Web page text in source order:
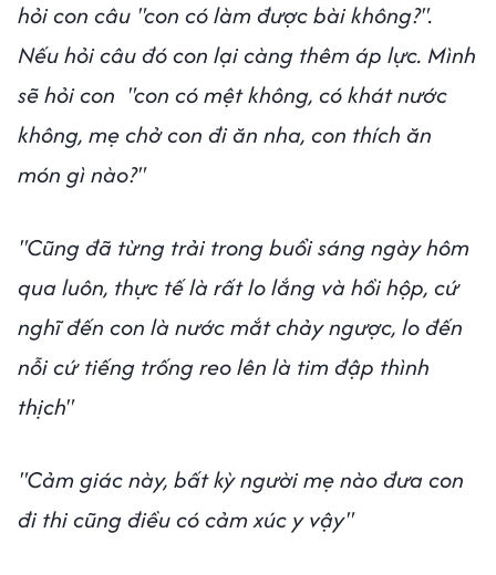
hỏi con câu "con có làm được bài không?".
Nếu hỏi câu đó con lại càng thêm áp lực. Mình
sẽ hỏi con "con có mệt không, có khát nước
không, mẹ chở con đi ăn nha, con thích ăn
món gì nào?"
"Cũng đã từng trải trong buổi sáng ngày hôm
qua luôn, thực tế là rất lo lắng và hồi hộp, cứ
nghĩ đến con là nước mắt chảy ngược, lo đến
nỗi cứ tiếng trống reo lên là tim đập thình
thịch"
"Cảm giác này, bất kỳ người mẹ nào đưa con
đi thi cũng điều có cảm xúc y vậy"